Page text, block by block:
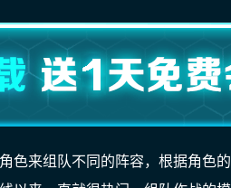
色来组队不同的阵容，根据角色